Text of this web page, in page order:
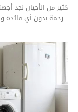
كثير من الأحيان نجد
زحمة بدون أي فائدة ولذلك إذا كنت تفكر في طريقة سريعة للتخلص...